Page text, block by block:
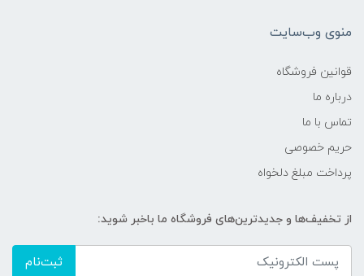
منوی وب‌سایت
قوانین فروشگاه
درباره ما
تماس با ما
حریم خصوصی
پرداخت مبلغ دلخواه
از تخفیف‌ها و جدیدترین‌های فروشگاه ما باخبر شوید:
ثبت‌نام